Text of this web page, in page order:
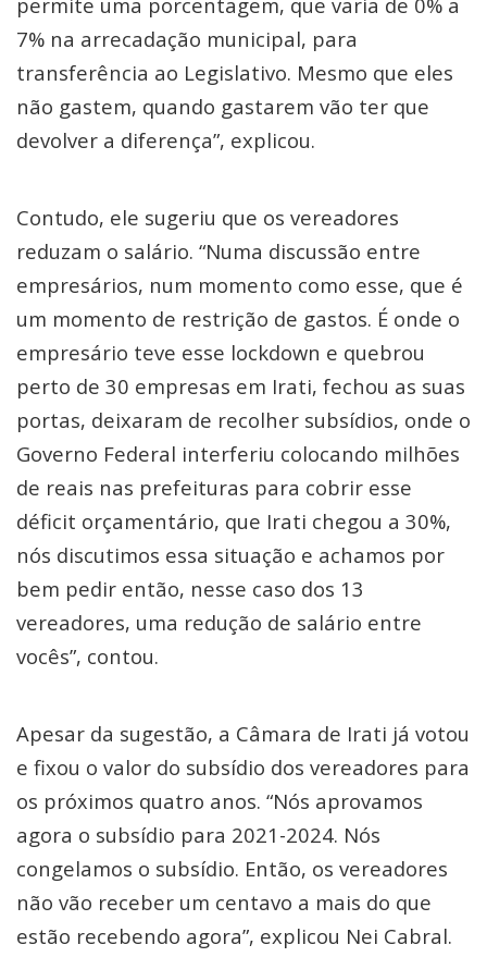
7% na arrecadação municipal, para
transferência ao Legislativo. Mesmo que eles
não gastem, quando gastarem vão ter que
devolver a diferença”, explicou.
Contudo, ele sugeriu que os vereadores
reduzam o salário. “Numa discussão entre
empresários, num momento como esse, que é
um momento de restrição de gastos. É onde o
empresário teve esse lockdown e quebrou
perto de 30 empresas em Irati, fechou as suas
portas, deixaram de recolher subsídios, onde o
Governo Federal interferiu colocando milhões
de reais nas prefeituras para cobrir esse
déficit orçamentário, que Irati chegou a 30%,
nós discutimos essa situação e achamos por
bem pedir então, nesse caso dos 13
vereadores, uma redução de salário entre
vocês”, contou.
Apesar da sugestão, a Câmara de Irati já votou
e fixou o valor do subsídio dos vereadores para
os próximos quatro anos. “Nós aprovamos
agora o subsídio para 2021-2024. Nós
congelamos o subsídio. Então, os vereadores
não vão receber um centavo a mais do que
estão recebendo agora”, explicou Nei Cabral.